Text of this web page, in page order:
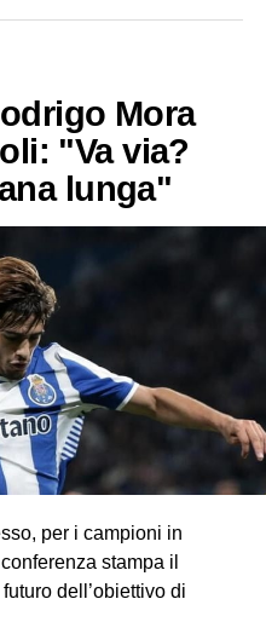
Mora
"Va via?
lunga"
per i campioni in
stampa il
dell’obiettivo di